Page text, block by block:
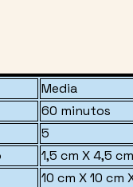
Media
60 minutos
5
1,5 cm X 4,5
10 cm X 10 cm